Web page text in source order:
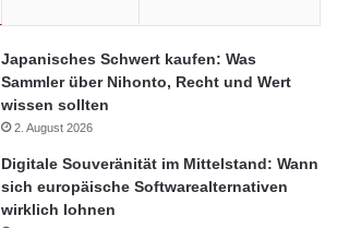
Japanisches Schwert kaufen: Was
Sammler über Nihonto, Recht und Wert
wissen sollten
2. August 2026
Digitale Souveränität im Mittelstand: Wann
sich europäische Softwarealternativen
wirklich lohnen